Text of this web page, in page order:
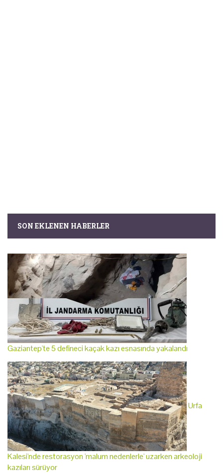
SON EKLENEN HABERLER
Gaziantep'te 5 defineci kaçak kazı esnasında yakalandı
Urfa
Kalesi'nde restorasyon 'malum nedenlerle' uzarken arkeoloji
kazıları sürüyor